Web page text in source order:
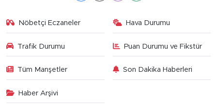
Nöbetçi Eczaneler Hava Durumu
Trafik Durumu Puan Durumu ve Fikstür
Tüm Manşetler Son Dakika Haberleri
Haber Arşivi